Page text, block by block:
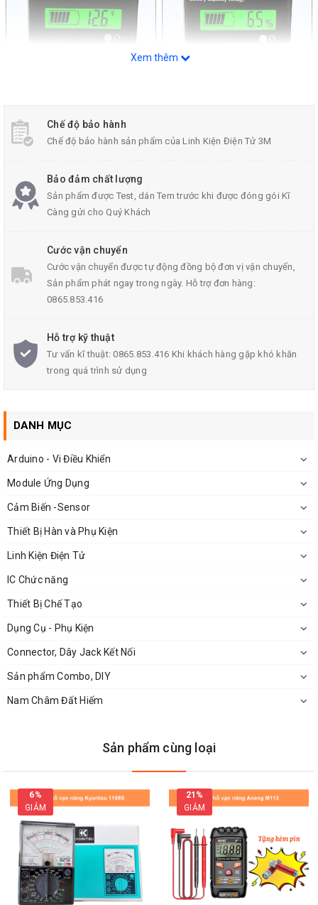
Thiết Bị Đo Dung Lượng Điện Áp Acquy JS-C32 10-100VDC
Thông Số Kỹ Thuật:
Dải đo điện áp: 10~10VDC
Có nút reset
Với kích thước nhỏ gọn, dễ dàng gắn vào các bình ắc
quy hoặc pin để đo dung lượng.
Có nút chuyển đổi dung lượng pin với giá trị điện áp sau
thiết bị
Xem thêm
Chế độ bảo hành
Chế độ bảo hành sản phẩm của Linh Kiện Điện Tử 3M
Bảo đảm chất lượng
Sản phẩm được Test, dán Tem trước khi được đóng gói Kĩ
Càng gửi cho Quý Khách
Cước vận chuyển
Cước vận chuyển được tự động đồng bộ đơn vị vận chuyển,
Sản phẩm phát ngay trong ngày. Hỗ trợ đơn hàng:
0865.853.416
Hỗ trợ kỹ thuật
Tư vấn kĩ thuật: 0865.853.416 Khi khách hàng gặp khó khăn
trong quá trình sử dụng
DANH MỤC
Arduino - Vi Điều Khiển
Module Ứng Dụng
Cảm Biến -Sensor
Thiết Bị Hàn và Phụ Kiện
Linh Kiện Điện Tử
IC Chức năng
Thiết Bị Chế Tạo
Dụng Cụ - Phụ Kiện
Connector, Dây Jack Kết Nối
Sản phẩm Combo, DIY
Nam Châm Đất Hiếm
Sản phẩm cùng loại
6%
GIẢM
21%
GIẢM